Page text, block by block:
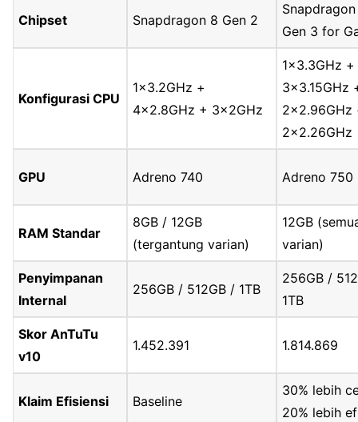
Chipset Snapdragon 8 Gen 2
Gen 3 for
Konfigurasi CPU
1×3.2GHz +
4×2.8GHz + 3x2GHz
1×3.3GHz +
3×3.15GHz
2×2.96GHz
2×2.26GHz
GPU Adreno 740 Adreno 750
RAM Standar
8GB / 12GB
(tergantung varian)
12GB
varian)
Penyimpanan
Internal
256GB / 512GB / 1TB
256GB /
1TB
Skor AnTuTu
v10
1.452.391 1.814.869
Klaim Efisiensi Baseline
30% lebih
20% lebih